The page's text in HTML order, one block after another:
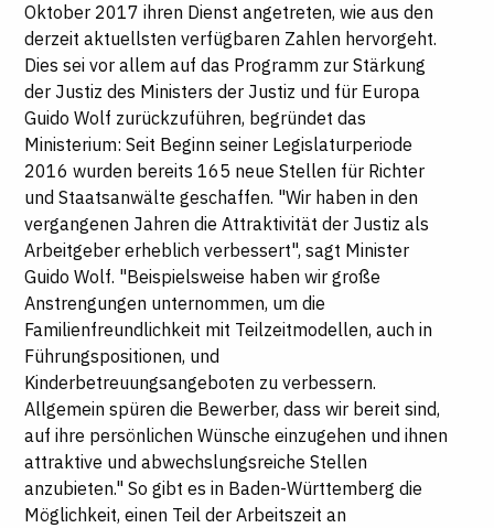
Oktober 2017 ihren Dienst angetreten, wie aus den
derzeit aktuellsten verfügbaren Zahlen hervorgeht.
Dies sei vor allem auf das Programm zur Stärkung
der Justiz des Ministers der Justiz und für Europa
Guido Wolf zurückzuführen, begründet das
Ministerium: Seit Beginn seiner Legislaturperiode
2016 wurden bereits 165 neue Stellen für Richter
und Staatsanwälte geschaffen. "Wir haben in den
vergangenen Jahren die Attraktivität der Justiz als
Arbeitgeber erheblich verbessert", sagt Minister
Guido Wolf. "Beispielsweise haben wir große
Anstrengungen unternommen, um die
Familienfreundlichkeit mit Teilzeitmodellen, auch in
Führungspositionen, und
Kinderbetreuungsangeboten zu verbessern.
Allgemein spüren die Bewerber, dass wir bereit sind,
auf ihre persönlichen Wünsche einzugehen und ihnen
attraktive und abwechslungsreiche Stellen
anzubieten." So gibt es in Baden-Württemberg die
Möglichkeit, einen Teil der Arbeitszeit an